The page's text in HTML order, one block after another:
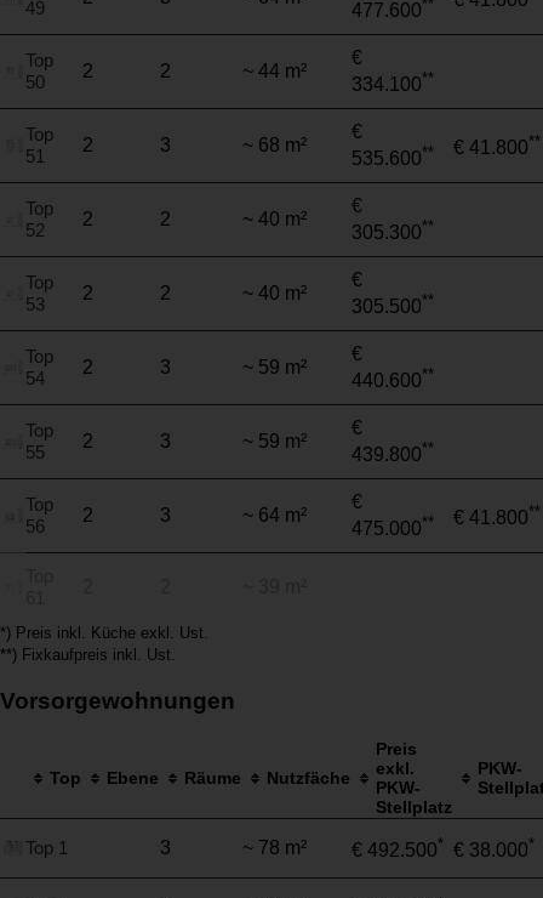
49
477.600**
Top
50
2 2 ~ 44 m²
€
334.100**
Top
51
2 3 ~ 68 m²
€
535.600** € 41.800**
Top
52
2 2 ~ 40 m²
€
305.300**
Top
53
2 2 ~ 40 m²
€
305.500**
Top
54
2 3 ~ 59 m²
€
440.600**
Top
55
2 3 ~ 59 m²
€
439.800**
Top
56
2 3 ~ 64 m²
€
475.000** € 41.800**
*) Preis inkl. Küche exkl. Ust.
**) Fixkaufpreis inkl. Ust.
Vorsorgewohnungen
Top Ebene Räume Nutzfäche
Preis
exkl.
PKW-
Stellplatz
PKW-
Top 1 3 ~ 78 m² € 492.500* € 38.000*